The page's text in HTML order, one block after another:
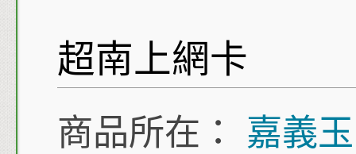
超南上網卡
商品所在：
嘉義